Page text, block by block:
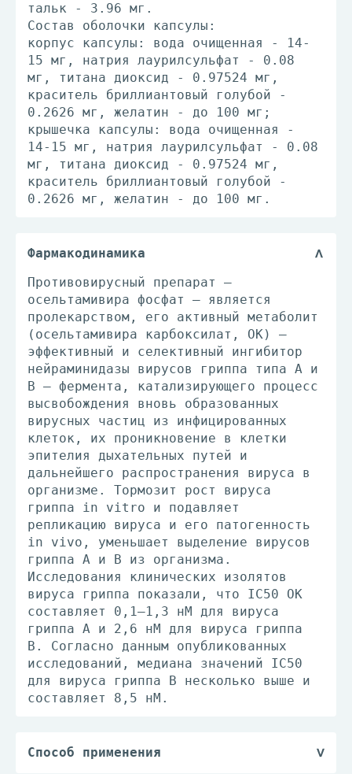
тальк - 3.96 мг.
Состав оболочки капсулы:
корпус капсулы: вода очищенная - 14-
15 мг, натрия лаурилсульфат - 0.08
мг, титана диоксид - 0.97524 мг,
краситель бриллиантовый голубой -
0.2626 мг, желатин - до 100 мг;
крышечка капсулы: вода очищенная -
14-15 мг, натрия лаурилсульфат - 0.08
мг, титана диоксид - 0.97524 мг,
краситель бриллиантовый голубой -
0.2626 мг, желатин - до 100 мг.
Фармакодинамика
Противовирусный препарат —
осельтамивира фосфат — является
пролекарством, его активный метаболит
(осельтамивира карбоксилат, ОК) —
эффективный и селективный ингибитор
нейраминидазы вирусов гриппа типа А и
В — фермента, катализирующего процесс
высвобождения вновь образованных
вирусных частиц из инфицированных
клеток, их проникновение в клетки
эпителия дыхательных путей и
дальнейшего распространения вируса в
организме. Тормозит рост вируса
гриппа in vitro и подавляет
репликацию вируса и его патогенность
in vivo, уменьшает выделение вирусов
гриппа А и В из организма.
Исследования клинических изолятов
вируса гриппа показали, что IC50 ОК
составляет 0,1–1,3 нМ для вируса
гриппа А и 2,6 нМ для вируса гриппа
В. Согласно данным опубликованных
исследований, медиана значений IC50
для вируса гриппа В несколько выше и
составляет 8,5 нМ.
Способ применения